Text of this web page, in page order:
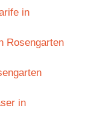
in
Rosengarten
in